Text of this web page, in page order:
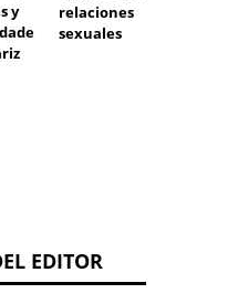
y
relaciones
sexuales
EDITOR